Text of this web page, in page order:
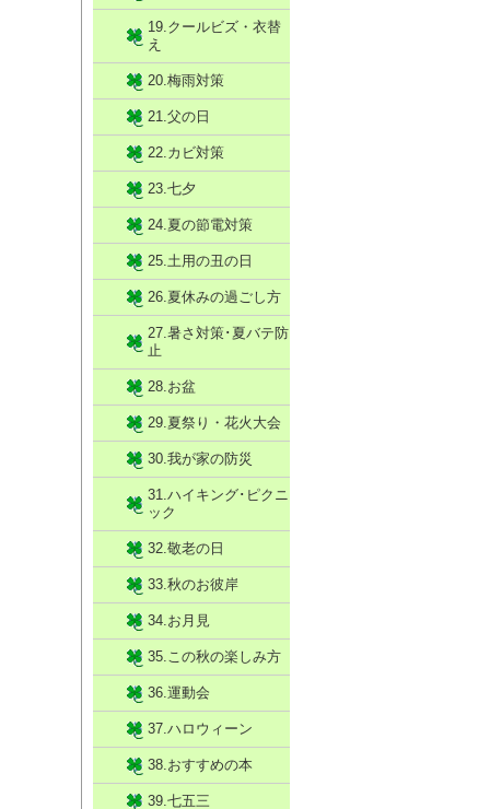
19.クールビズ・衣替
え
20.梅雨対策
21.父の日
22.カビ対策
23.七夕
24.夏の節電対策
25.土用の丑の日
26.夏休みの過ごし方
27.暑さ対策･夏バテ防
止
28.お盆
29.夏祭り・花火大会
30.我が家の防災
31.ハイキング･ピクニ
ック
32.敬老の日
33.秋のお彼岸
34.お月見
35.この秋の楽しみ方
36.運動会
37.ハロウィーン
38.おすすめの本
39.七五三